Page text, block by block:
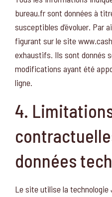
bureau.fr sont données à
susceptibles d’évoluer. Par
figurant sur le site
exhaustifs. Ils sont donnés
modifications ayant été
ligne.
4.
données
Le site utilise la technologie